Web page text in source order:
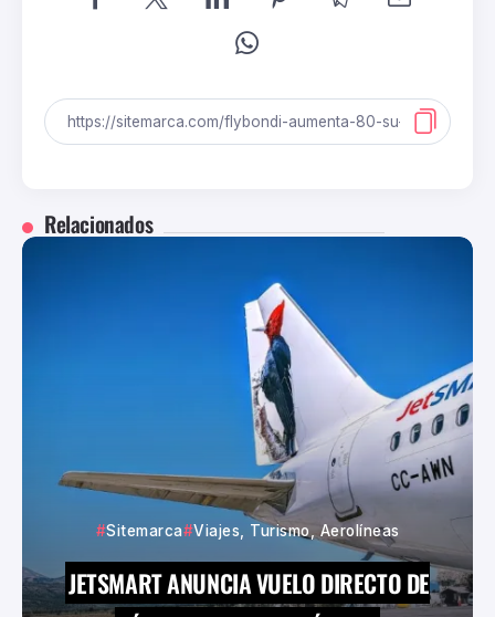
Relacionados
Sitemarca Viajes, Turismo, Aerolíneas
JETSMART ANUNCIA VUELO DIRECTO DE